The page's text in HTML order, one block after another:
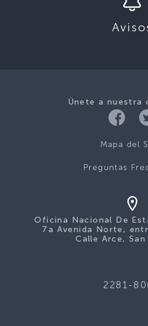
Únete a nuestra
Mapa del
Preguntas
Oficina Nacional De
7a Avenida Norte,
Calle Arce, San
2281-